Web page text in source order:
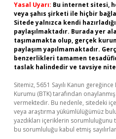
Yasal Uyarı: Bu internet sitesi,
veya şahıs şirketi ile hiçbir
Sitede yalnızca kendi
paylaşılmaktadır. Burada yer
taşımamakta olup, gerçek
paylaşım yapılmamaktadır.
benzerlikleri tamamen
taslak halindedir ve tavsiye
Sitemiz, 5651 Sayılı Kanun
Kurumu (BTK) tarafından
vermektedir. Bu nedenle, sitedeki
veya araştırma yükümlülüğümüz
yazdıkları içeriklerin
bu sorumluluğu kabul etmiş